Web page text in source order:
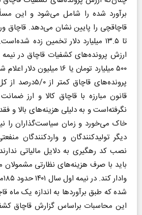
برآورد شده را شامل می‌شود و این
تا ۱۳.۵ میلیارد دلار تخمین زده
۵۰۰ میلیارد تومان یا ۱۶
پرونده‌های قاچاق
قانون مبارزه با قاچاق کالا و ارز
نگرفته‌است و به دلیلی هزینه‌های بالا و
خاک می‌خورد و زمان سیاست‌گذاران را
دیگر تولیدکنندگان و واردکنندگان
نصب کد رهگیری به دلایل مالیاتی
باید با صرف هزینه‌های نظارتی مشمولان
شده که طبق برآورد‌ها به اندازه یک ماه
این محاسبات براساس گزارش قاچاق